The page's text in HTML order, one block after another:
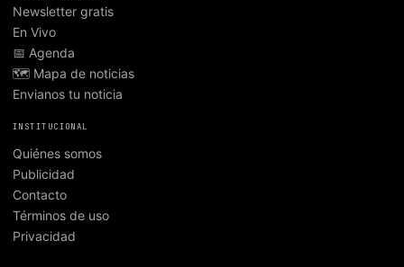
Newsletter gratis
En Vivo
📅 Agenda
🗺️ Mapa de noticias
Envianos tu noticia
INSTITUCIONAL
Quiénes somos
Publicidad
Contacto
Términos de uso
Privacidad